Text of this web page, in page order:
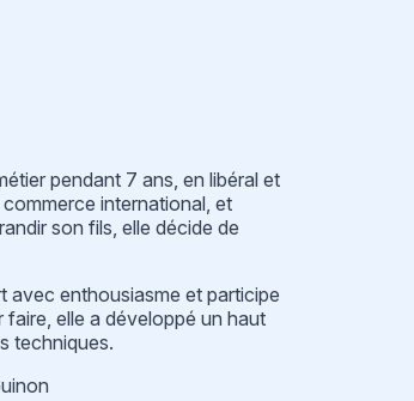
pendant 7 ans, en libéral et
international, et
son fils, elle décide de
avec enthousiasme et participe
elle a développé un haut
techniques.